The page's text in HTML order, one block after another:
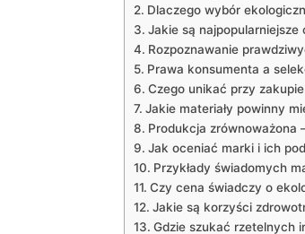
Dlaczego wybór
Jakie są
Rozpoznawanie
Prawa konsumenta a
Czego unikać przy
Jakie materiały powinny
Produkcja zrównoważona
Jak oceniać marki i ich
Przykłady świadomych
Czy cena świadczy o
Jakie są korzyści
Gdzie szukać rzetelnych